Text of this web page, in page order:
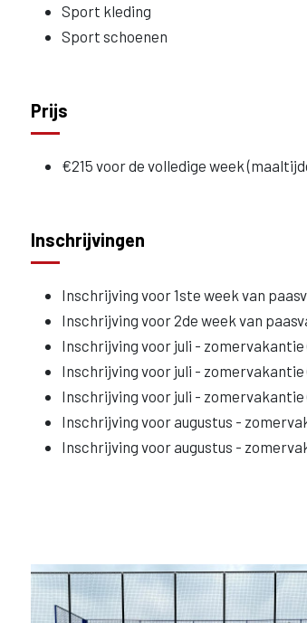
Sport kleding
Sport schoenen
Prijs
€215 voor de volledige week
Inschrijvingen
Inschrijving voor 1ste week van
Inschrijving voor 2de week van
Inschrijving voor juli - zomervakantie
Inschrijving voor juli - zomervakantie
Inschrijving voor juli - zomervakantie
Inschrijving voor augustus -
Inschrijving voor augustus -